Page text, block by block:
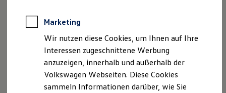
Rekuperation
Laden unterwegs
Laden Zuhause
Ladestationen finden
Ladezeitensimulator
Batterie
Sicherheit
Hinweis gemäß § 36
Verbraucherstreitbeilegungsgesetz (VSBG)
Wir sind zur Teilnahme an einem
Streitbeilegungsverfahren vor einer
Verbraucherschlichtungsstelle weder bereit noch dazu
verpflichtet.
Marketing
Wir nutzen diese Cookies, um Ihnen auf Ihre
Interessen zugeschnittene Werbung
anzuzeigen, innerhalb und außerhalb der
Volkswagen Webseiten. Diese Cookies
sammeln Informationen darüber, wie Sie